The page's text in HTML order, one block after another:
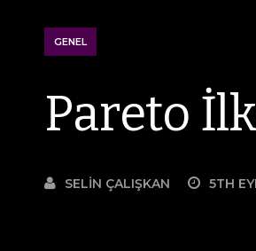
GENEL
Pareto
SELIN ÇALIŞKAN 5TH